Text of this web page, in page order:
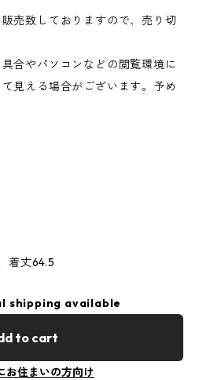
売致しておりますので、売り切
合やパソコンなどの閲覧環境に
見える場合がございます。予め
着丈64.5
shipping available
to cart
お住まいの方向け